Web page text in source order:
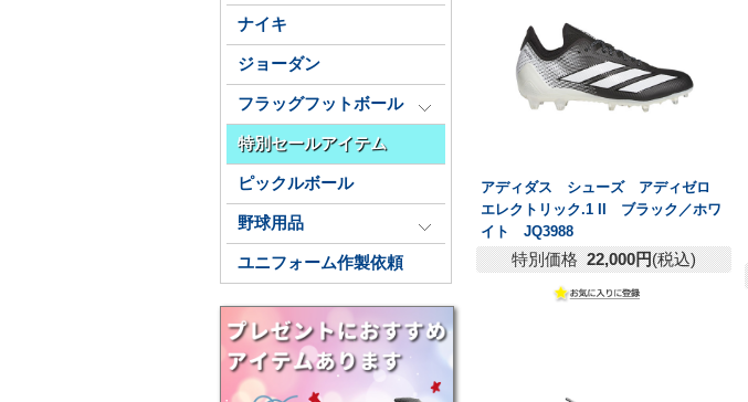
ナイキ
ジョーダン
フラッグフットボール
特別セールアイテム
ピックルボール
野球用品
ユニフォーム作製依頼
アディダス シューズ アディゼロ
エレクトリック.1 II ブラック／ホワ
イト JQ3988
特別価格 22,000円(税込)